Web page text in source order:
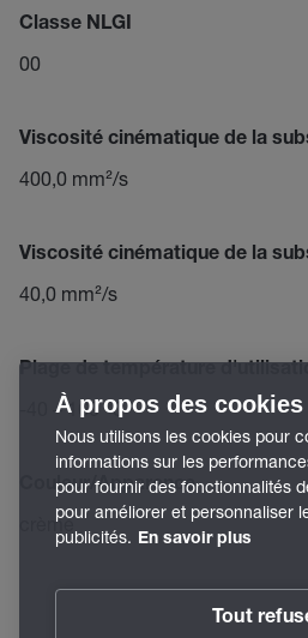
Classe NLGI
00
Viscosité cinématique de la
400,0 mm²/s
Viscosité cinématique de la
40,0 mm²/s
Plage de température
-40 – 160 °C
Couleur/Apparence
crème
À propos des
Nous utilisons les cookies pour
informations sur les
pour fournir des fonctionnalités
pour améliorer et personnaliser
publicités. En savoir plus
Tout